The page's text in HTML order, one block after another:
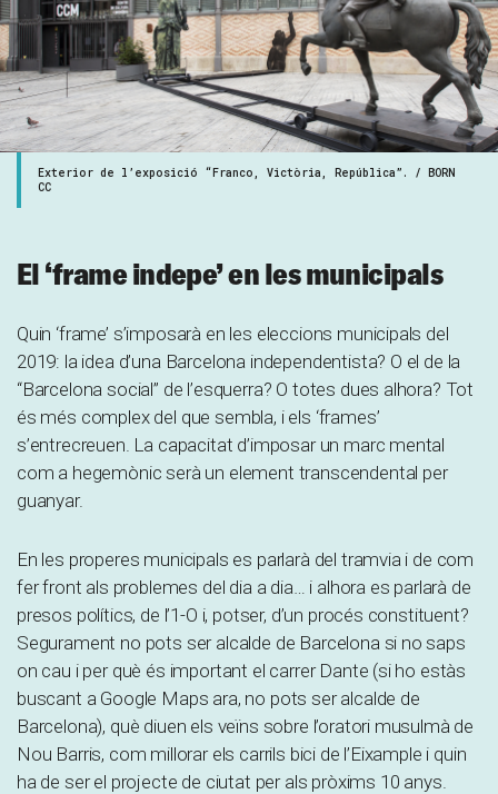
Exterior de l’exposició “Franco, Victòria, República”. / BORN
CC
El ‘frame indepe’ en les municipals
Quin ‘frame’ s’imposarà en les eleccions municipals del
2019: la idea d’una Barcelona independentista? O el de la
“Barcelona social” de l’esquerra? O totes dues alhora? Tot
és més complex del que sembla, i els ‘frames’
s’entrecreuen. La capacitat d’imposar un marc mental
com a hegemònic serà un element transcendental per
guanyar.
En les properes municipals es parlarà del tramvia i de com
fer front als problemes del dia a dia… i alhora es parlarà de
presos polítics, de l’1-O i, potser, d’un procés constituent?
Segurament no pots ser alcalde de Barcelona si no saps
on cau i per què és important el carrer Dante (si ho estàs
buscant a Google Maps ara, no pots ser alcalde de
Barcelona), què diuen els veïns sobre l’oratori musulmà de
Nou Barris, com millorar els carrils bici de l’Eixample i quin
ha de ser el projecte de ciutat per als pròxims 10 anys.